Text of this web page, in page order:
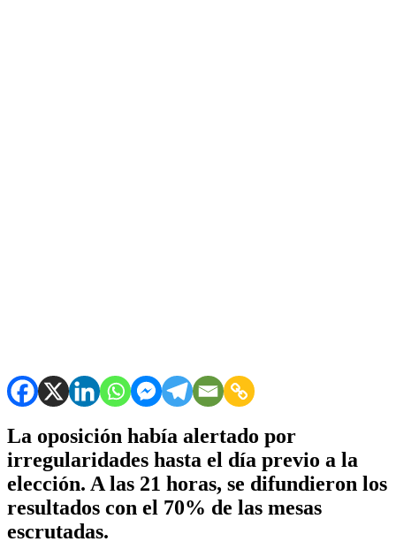
La oposición había alertado por
irregularidades hasta el día previo a la
elección. A las 21 horas, se difundieron los
resultados con el 70% de las mesas
escrutadas.